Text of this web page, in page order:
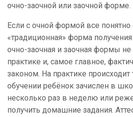
очно-заочной или заочной форме.
Если с очной формой все понятно
«традиционная» форма получения
очно-заочная и заочная формы
практике и, самое главное,
законом. На практике происходит
обучении ребёнок зачислен в
несколько раз в неделю или
получить домашние задания.